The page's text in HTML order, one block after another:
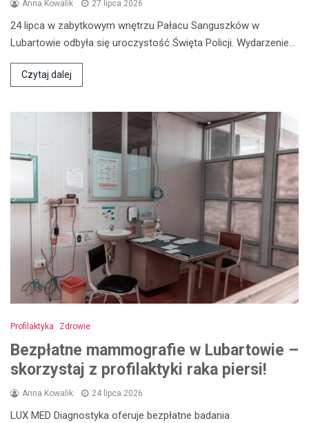
Anna Kowalik 27 lipca 2026
24 lipca w zabytkowym wnętrzu Pałacu Sanguszków w
Lubartowie odbyła się uroczystość Święta Policji. Wydarzenie…
Czytaj dalej
Profilaktyka Zdrowie
Bezpłatne mammografie w Lubartowie –
skorzystaj z profilaktyki raka piersi!
Anna Kowalik 24 lipca 2026
LUX MED Diagnostyka oferuje bezpłatne badania